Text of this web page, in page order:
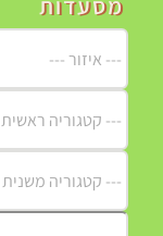
מסעדות